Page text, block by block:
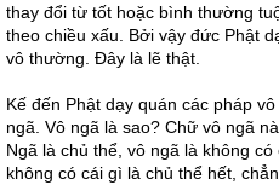
thay đổi từ tốt hoặc bình thường
theo chiều xấu. Bởi vậy đức Phật
vô thường. Đây là lẽ thật.
Kế đến Phật dạy quán các pháp
ngã. Vô ngã là sao? Chữ vô ngã
Ngã là chủ thể, vô ngã là không
không có cái gì là chủ thể hết,